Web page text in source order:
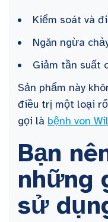
Kiểm soát và
Ngăn ngừa
Giảm tần suất
Sản phẩm này
điều trị một loại
gọi là bệnh von
Bạn
những
sử